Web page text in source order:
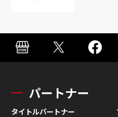
パートナー
タイトルパートナー